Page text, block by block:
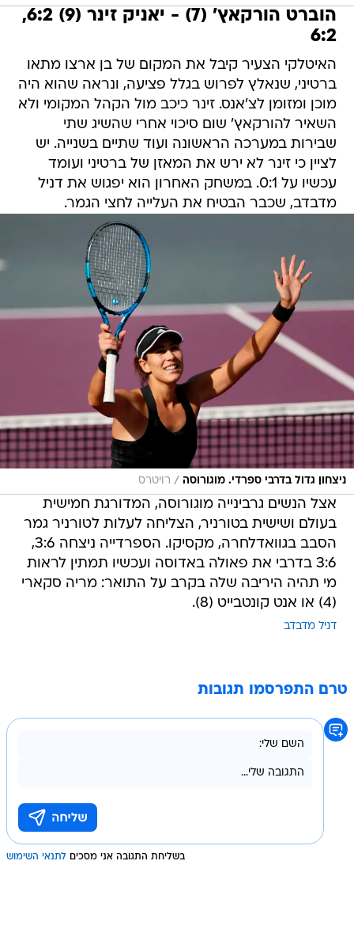
הוברט הורקאץ' (7) - יאניק זינר (9) 6:2,
6:2
האיטלקי הצעיר קיבל את המקום של בן ארצו מתאו
ברטיני, שנאלץ לפרוש בגלל פציעה, ונראה שהוא היה
מוכן ומזומן לצ'אנס. זינר כיכב מול הקהל המקומי ולא
השאיר להורקאץ' שום סיכוי אחרי שהשיג שתי
שבירות במערכה הראשונה ועוד שתיים בשנייה. יש
לציין כי זינר לא ירש את המאזן של ברטיני ועומד
עכשיו על 0:1. במשחק האחרון הוא יפגוש את דניל
מדבדב, שכבר הבטיח את העלייה לחצי הגמר.
ניצחון גדול בדרבי ספרדי. מוגורוסה / רויטרס
אצל הנשים גרבינייה מוגורוסה, המדורגת חמישית
בעולם ושישית בטורניר, הצליחה לעלות לטורניר גמר
הסבב בגוואדלחרה, מקסיקו. הספרדייה ניצחה 3:6,
3:6 בדרבי את פאולה באדוסה ועכשיו תמתין לראות
מי תהיה היריבה שלה בקרב על התואר: מריה סקארי
(4) או אנט קונטבייט (8).
דניל מדבדב
טרם התפרסמו תגובות
בשליחת התגובה אני מסכים לתנאי השימוש